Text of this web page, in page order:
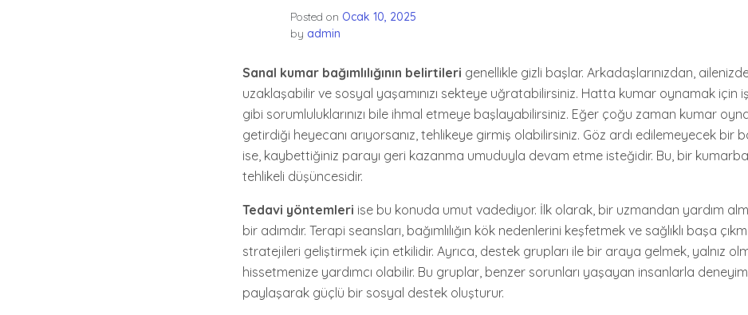
Posted on Ocak 10, 2025
by admin
Sanal kumar bağımlılığının belirtileri genellikle gizli başlar. Arkadaşlarınızdan,
uzaklaşabilir ve sosyal yaşamınızı sekteye uğratabilirsiniz. Hatta kumar oynamak için
gibi sorumluluklarınızı bile ihmal etmeye başlayabilirsiniz. Eğer çoğu zaman kumar
getirdiği heyecanı arıyorsanız, tehlikeye girmiş olabilirsiniz. Göz ardı edilemeyecek bir
ise, kaybettiğiniz parayı geri kazanma umuduyla devam etme isteğidir. Bu, bir
tehlikeli düşüncesidir.
Tedavi yöntemleri ise bu konuda umut vadediyor. İlk olarak, bir uzmandan yardım
bir adımdır. Terapi seansları, bağımlılığın kök nedenlerini keşfetmek ve sağlıklı başa
stratejileri geliştirmek için etkilidir. Ayrıca, destek grupları ile bir araya gelmek, yalnız
hissetmenize yardımcı olabilir. Bu gruplar, benzer sorunları yaşayan insanlarla
paylaşarak güçlü bir sosyal destek oluşturur.